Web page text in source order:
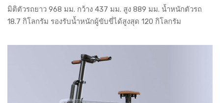
มิติตัวรถยาว 968 มม. กว้าง 437 มม. สูง 889 มม. น้ำหนักตัวรถ
18.7 กิโลกรัม รองรับน้ำหนักผู้ขับขี่ได้สูงสุด 120 กิโลกรัม